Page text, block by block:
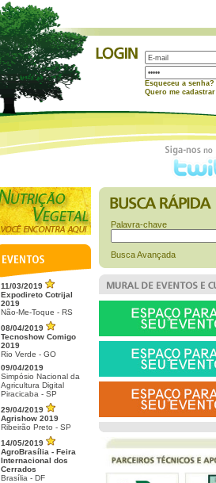
Esqueceu a senha?
Quero me cadastrar
11/03/2019
Expodireto Cotrijal
2019
Não-Me-Toque - RS
08/04/2019
Tecnoshow Comigo
2019
Rio Verde - GO
09/04/2019
Simpósio Nacional da
Agricultura Digital
Piracicaba - SP
29/04/2019
Agrishow 2019
Ribeirão Preto - SP
14/05/2019
AgroBrasília - Feira
Internacional dos
Cerrados
Brasília - DF
Palavra-chave
Busca Avançada